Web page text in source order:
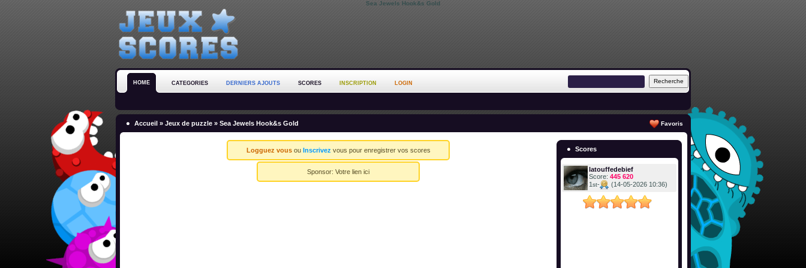
Sea Jewels Hook&s Gold
HOME CATEGORIES DERNIERS AJOUTS SCORES INSCRIPTION LOGIN
Accueil » Jeux de puzzle » Sea Jewels Hook&s Gold Favoris
Logguez vousou Inscrivez vous pour enregistrer vos scores
Sponsor: Votre lien ici
Scores
latouffedebief
Score: 445 620
1st- (14-05-2026 10:36)